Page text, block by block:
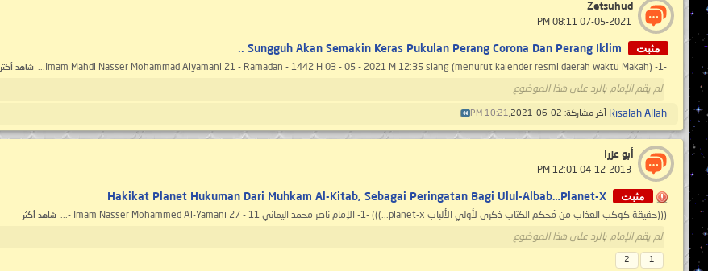
Zetsuhud
مثبت Sungguh Akan Semakin Keras Pukulan Perang Corona Dan Perang Iklim ..
-1- Imam Mahdi Nasser Mohammad Alyamani 21 - Ramadan - 1442 H 03 - 05 - 2021 M 12:35 siang (menurut kalender resmi daerah waktu Makah)... شاهد أكثر
لم يقم الإمام بالرد على هذا الموضوع
Risalah Allah آخر مشاركة: 02-06-2021, 10:21 PM
أبو عزرا
مثبت Hakikat Planet Hukuman Dari Muhkam Al-Kitab, Sebagai Peringatan Bagi Ulul-Albab…Planet-X
(((حقيقة كوكب العذاب من مُحكم الكتاب ذكرى لأولي الألباب planet-x...))) -1- الإمام ناصر محمد اليماني Imam Nasser Mohammed Al-Yamani 27 - 11 -... شاهد أكثر
لم يقم الإمام بالرد على هذا الموضوع
1
2